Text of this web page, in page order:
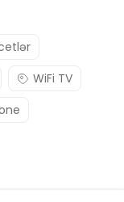
WiFi TV